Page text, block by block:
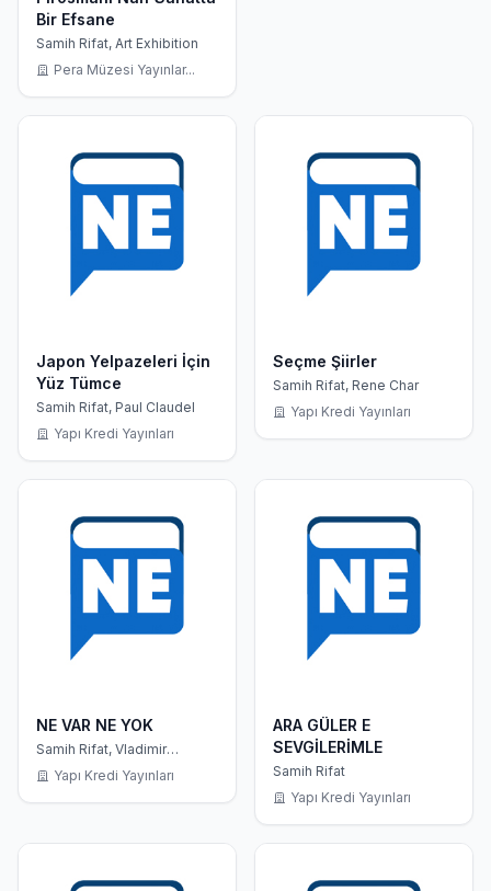
Bir Efsane
Samih Rifat, Art Exhibition
Pera Müzesi Yayınlar...
Japon Yelpazeleri İçin
Yüz Tümce
Samih Rifat, Paul Claudel
Yapı Kredi Yayınları
Seçme Şiirler
Samih Rifat, Rene Char
Yapı Kredi Yayınları
NE VAR NE YOK
Samih Rifat, Vladimir
Yapı Kredi Yayınları
ARA GÜLER E
SEVGİLERİMLE
Samih Rifat
Yapı Kredi Yayınları